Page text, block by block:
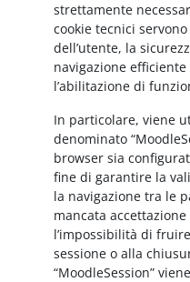
strettamente
cookie tecnici
dell’utente, la
navigazione
l’abilitazione di
In particolare, viene
denominato
browser sia
fine di garantire la
la navigazione tra le
mancata
l’impossibilità di
sessione o alla
“MoodleSession”